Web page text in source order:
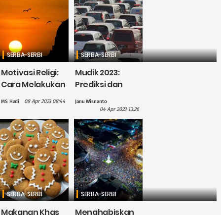
SERBA-SERBI
Motivasi Religi:
Cara Melakukan
Tobat Agar
Diterima Allah
SWT
MS Hadi 08 Apr 2023 08:44
SERBA-SERBI
Mudik 2023:
Prediksi dan
Panduan Hindari
Kemacetan
Janu Wisnanto
04 Apr 2023 13:26
SERBA-SERBI
Makanan Khas
SERBA-SERBI
Menghabiskan